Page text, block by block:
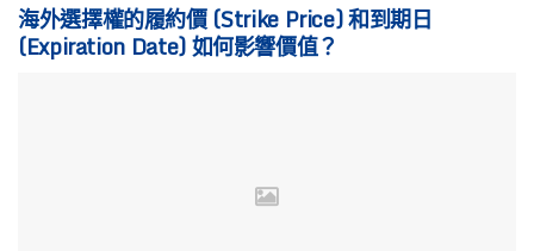
海外選擇權的履約價 (Strike Price) 和到期日
(Expiration Date) 如何影響價值？